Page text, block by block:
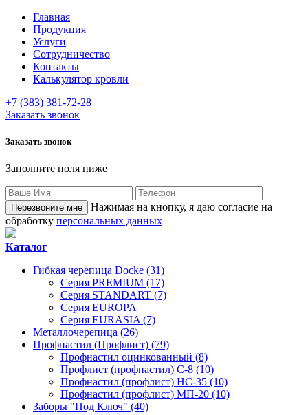
Главная
Продукция
Услуги
Сотрудничество
Контакты
Калькулятор кровли
+7 (383) 381-72-28
Заказать звонок
Заказать звонок
Заполните поля ниже
Нажимая на кнопку, я даю согласие на
обработку персональных данных
Каталог
Гибкая черепица Docke (31)
Серия PREMIUM (17)
Серия STANDART (7)
Серия EUROPA
Серия EURASIA (7)
Металлочерепица (26)
Профнастил (Профлист) (79)
Профнастил оцинкованный (8)
Профлист (профнастил) С-8 (10)
Профнастил (профлист) НС-35 (10)
Профнастил (профлист) МП-20 (10)
Заборы "Под Ключ" (40)